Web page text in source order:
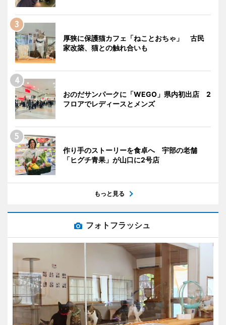
厚狭に保護猫カフェ「ねことおちゃ」 古民
家改築、猫との触れ合いも
おのだサンパークに「WEGO」県内初出店 2
フロアでレディースとメンズ
作り手のストーリーを食卓へ 宇部の老舗
「ヒグチ青果」が山口に2号店
もっと見る
フォトフラッシュ